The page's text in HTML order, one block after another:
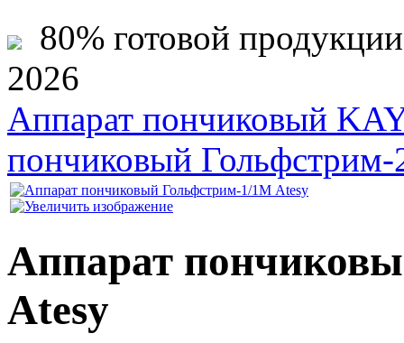
80% готовой
2026
Аппарат пончиковый
пончиковый
Аппарат
Atesy